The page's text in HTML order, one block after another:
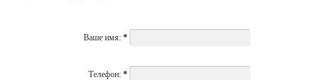
Ваше имя: *
Телефон: *